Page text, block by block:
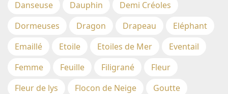
Danseuse
Dauphin
Demi Créoles
Dormeuses
Dragon Drapeau
Eléphant
Emaillé
Etoile Etoiles de Mer
Eventail
Femme
Feuille Filigrané
Fleur
Fleur de lys
Flocon de Neige
Goutte